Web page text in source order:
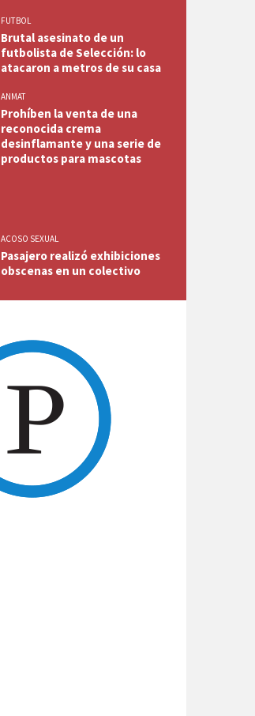
FUTBOL
Brutal asesinato de un
futbolista de Selección: lo
atacaron a metros de su casa
ANMAT
Prohíben la venta de una
reconocida crema
desinflamante y una serie de
productos para mascotas
ACOSO SEXUAL
Pasajero realizó exhibiciones
obscenas en un colectivo